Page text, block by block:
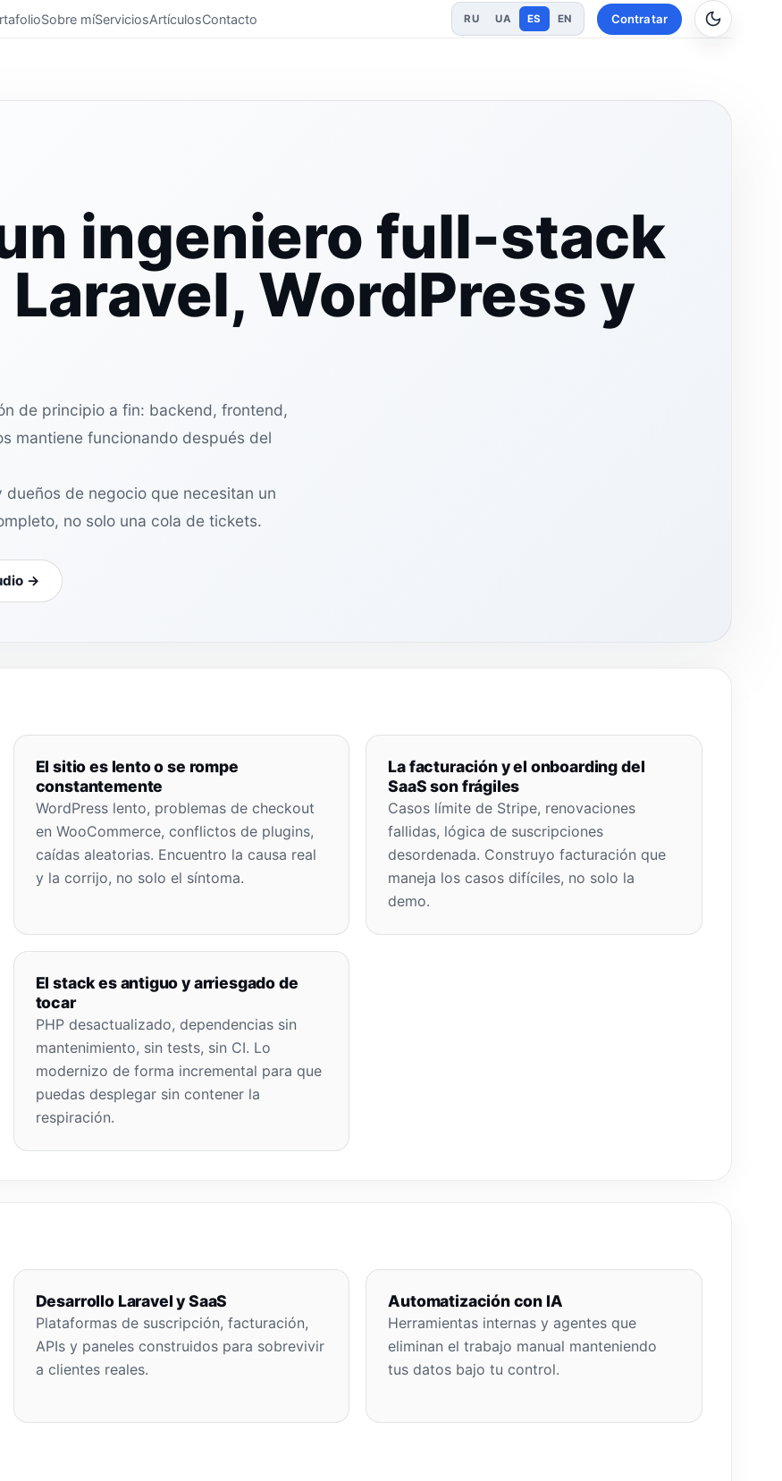
Sobre míServiciosArtículosContacto RU UA ES EN Contratar
ingeniero full-stack
WordPress y
de principio a fin: backend, frontend,
mantiene funcionando después del
de negocio que necesitan un
no solo una cola de tickets.
→
El sitio es lento o se rompe
constantemente
WordPress lento, problemas de checkout
en WooCommerce, conflictos de plugins,
caídas aleatorias. Encuentro la causa real
y la corrijo, no solo el síntoma.
La facturación y el onboarding del
SaaS son frágiles
Casos límite de Stripe, renovaciones
fallidas, lógica de suscripciones
desordenada. Construyo facturación que
maneja los casos difíciles, no solo la
demo.
El stack es antiguo y arriesgado de
tocar
PHP desactualizado, dependencias sin
mantenimiento, sin tests, sin CI. Lo
modernizo de forma incremental para que
puedas desplegar sin contener la
respiración.
Desarrollo Laravel y SaaS
Plataformas de suscripción, facturación,
APIs y paneles construidos para sobrevivir
a clientes reales.
Automatización con IA
Herramientas internas y agentes que
eliminan el trabajo manual manteniendo
tus datos bajo tu control.